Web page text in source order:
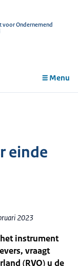
voor Ondernemend
Menu
einde
2023
instrument
vraagt
(RVO) u de